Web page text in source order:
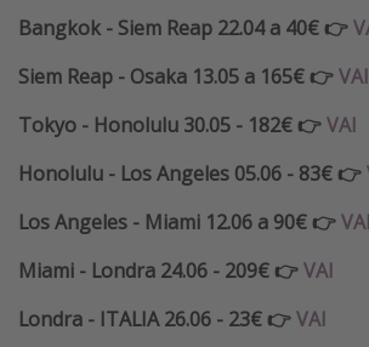
Bangkok - Siem Reap 22.04 a 40€ 👉
Siem Reap - Osaka 13.05 a 165€ 👉VAI
Tokyo - Honolulu 30.05 - 182€ 👉VAI
Honolulu - Los Angeles 05.06 - 83€ 👉
Los Angeles - Miami 12.06 a 90€ 👉VAI
Miami - Londra 24.06 - 209€ 👉VAI
Londra - ITALIA 26.06 - 23€ 👉VAI